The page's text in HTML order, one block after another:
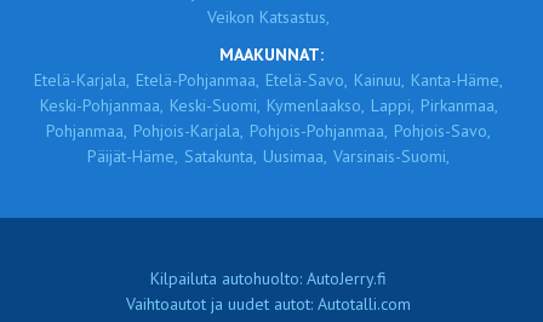
Veikon Katsastus,
MAAKUNNAT:
Etelä-Karjala, Etelä-Pohjanmaa, Etelä-Savo, Kainuu, Kanta-Häme,
Keski-Pohjanmaa, Keski-Suomi, Kymenlaakso, Lappi, Pirkanmaa,
Pohjanmaa, Pohjois-Karjala, Pohjois-Pohjanmaa, Pohjois-Savo,
Päijät-Häme, Satakunta, Uusimaa, Varsinais-Suomi,
Kilpailuta autohuolto: AutoJerry.fi
Vaihtoautot ja uudet autot: Autotalli.com